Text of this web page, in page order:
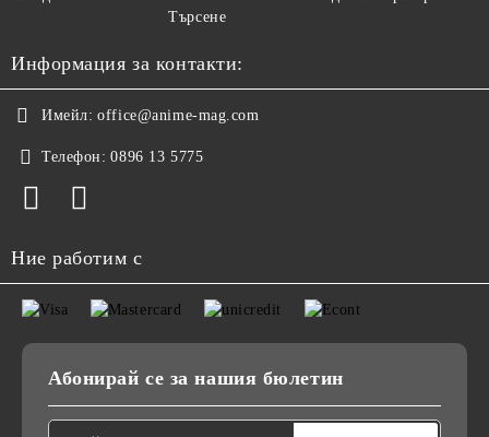
Търсене
Информация за контакти:
Имейл: office@anime-mag.com
Телефон: 0896 13 5775
Ние работим с
Абонирай се за нашия бюлетин